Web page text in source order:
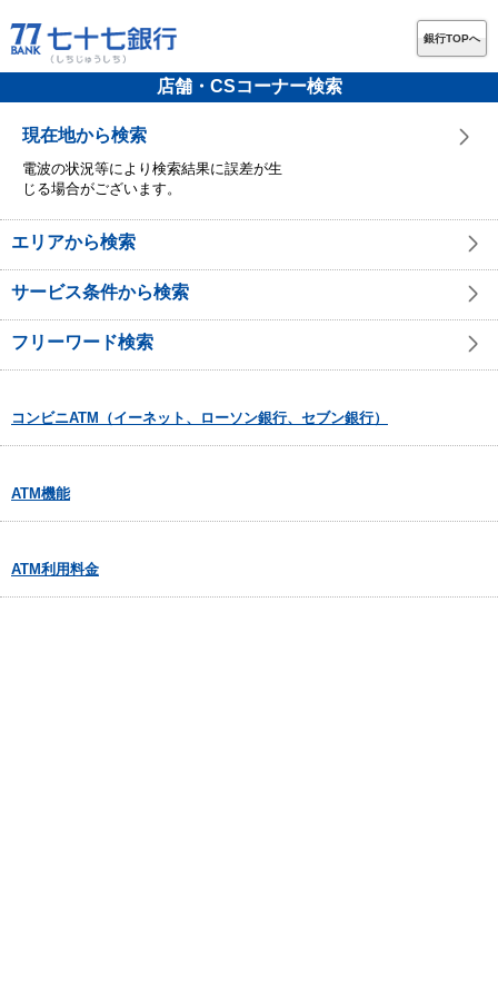
銀行TOPへ
店舗・CSコーナー検索
現在地から検索
電波の状況等により検索結果に誤差が生
じる場合がございます。
エリアから検索
サービス条件から検索
フリーワード検索
コンビニATM（イーネット、ローソン銀行、セブン銀行）
ATM機能
ATM利用料金